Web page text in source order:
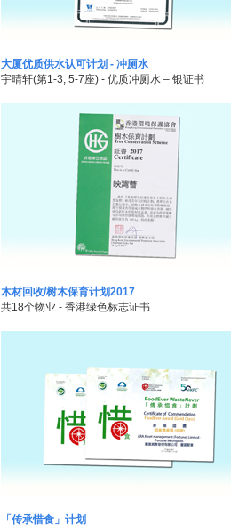
大厦优质供水认可计划 - 冲厕水
宇晴轩(第1-3, 5-7座) - 优质冲厕水 – 银证书
木材回收/树木保育计划2017
共18个物业 - 香港绿色标志证书
「传承惜食」计划